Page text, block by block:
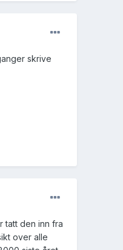
skrive
tatt den inn fra
over alle